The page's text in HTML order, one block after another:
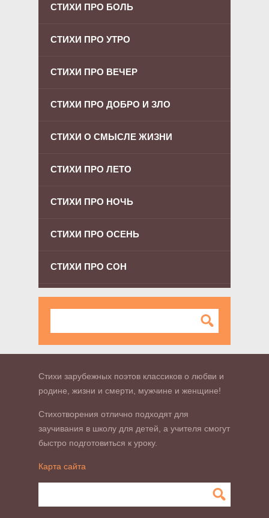
СТИХИ ПРО БОЛЬ
СТИХИ ПРО УТРО
СТИХИ ПРО ВЕЧЕР
СТИХИ ПРО ДОБРО И ЗЛО
СТИХИ О СМЫСЛЕ ЖИЗНИ
СТИХИ ПРО ЛЕТО
СТИХИ ПРО НОЧЬ
СТИХИ ПРО ОСЕНЬ
СТИХИ ПРО СОН
Стихи зарубежных поэтов классиков о любви и
родине, жизни и смерти, мужчине и женщине!
Стихотворения отлично подходят для
заучивания в школу для детей, а учителя смогут
быстро подготовиться к уроку.
Карта сайта